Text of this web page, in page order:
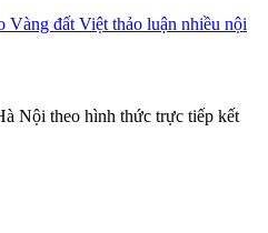
đất Việt thảo luận nhiều nội
Nội theo hình thức trực tiếp kết